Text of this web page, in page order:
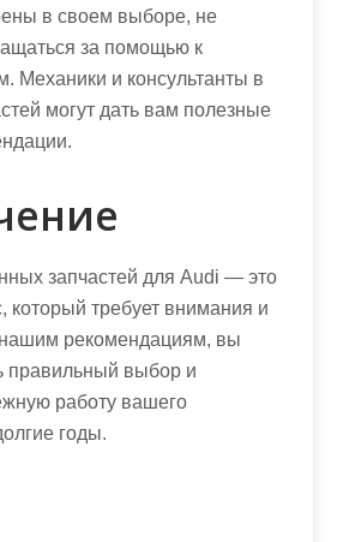
в своем выборе, не
за помощью к
Механики и консультанты в
могут дать вам полезные
запчастей для Audi — это
который требует внимания и
рекомендациям, вы
правильный выбор и
работу вашего
годы.